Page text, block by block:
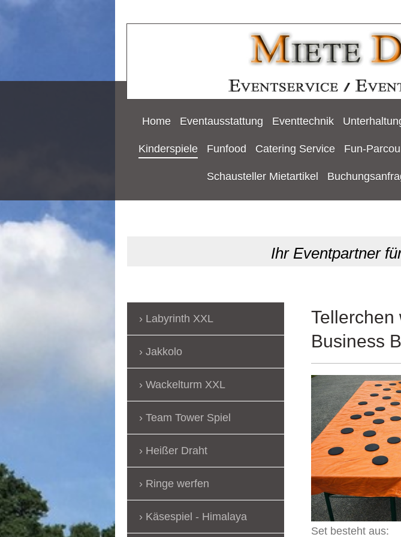
Home Eventausstattung Eventtechnik
Kinderspiele Funfood Catering Service Fun-
Schausteller Mietartikel
Ihr Eventpartner
Tellerchen
Business
Set besteht aus:
Labyrinth XXL
Jakkolo
Wackelturm XXL
Team Tower Spiel
Heißer Draht
Ringe werfen
Käsespiel - Himalaya